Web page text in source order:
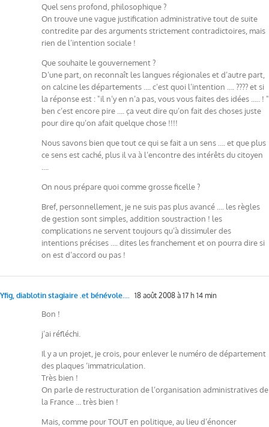
Quel sens profond, philosophique ?
On trouve une vague justification administrative tout de suite
contredite par des arguments strictement contradictoires, mais
rien de l’intention sociale !
Que souhaite le gouvernement ?
D’une part, on reconnaît les langues régionales et d’autre part,
on calcine les départements …. c’est quoi l’intention …. ???? et si
la réponse est : "il n’y en n’a pas, vous vous faites des idées ….. ! "
ben c’est encore pire …. ça veut dire qu’on fait des choses juste
pour dire qu’on afait quelque chose !!!!
Nous savons bien que tout ce qui se fait a un sens …. et que plus
ce sens est caché, plus il va à l’encontre des intérêts du citoyen
On nous prépare quoi comme grosse ficelle ?
Bref, personnellement, je ne suis pas plus avancé …. les règles
de gestion sont simples, addition soustraction ! les
complications ne servent toujours qu’à dissimuler des
intentions précises …. dites les franchement et on pourra dire si
on est d’accord ou pas !
Yfig, diablotin stagiaire .et bénévole.... 18 août 2008 à 17 h 14 min
Bon !
j’ai réfléchi.
Il y a un projet, je crois, pour enlever le numéro de département
des plaques ‘immatriculation.
Très bien !
On parle de restructuration de l’organisation administratives de
la France … très bien !
Mais, comme pour TOUT en politique, au lieu d’énoncer